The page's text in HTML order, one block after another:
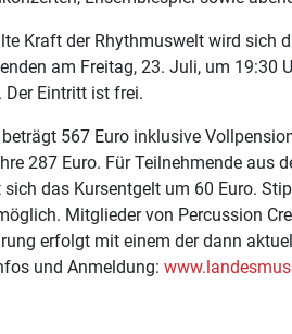
Kraft der Rhythmuswelt wird sich
am Freitag, 23. Juli, um 19:30
Der Eintritt ist frei.
beträgt 567 Euro inklusive
287 Euro. Für Teilnehmende aus
sich das Kursentgelt um 60 Euro.
Mitglieder von Percussion
erfolgt mit einem der dann
und Anmeldung: